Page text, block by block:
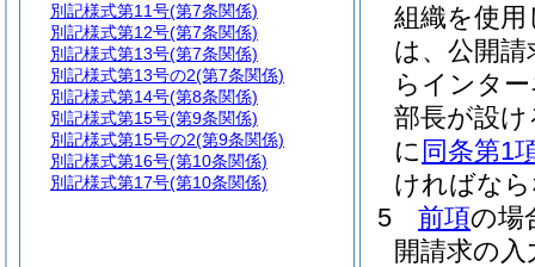
組織を使
は、公開
らインタ
部長が設
に 同条第1
ければな
5
前項の場
開請求の
別記様式第11号(第7条関係)
別記様式第12号(第7条関係)
別記様式第13号(第7条関係)
別記様式第13号の2(第7条関係)
別記様式第14号(第8条関係)
別記様式第15号(第9条関係)
別記様式第15号の2(第9条関係)
別記様式第16号(第10条関係)
別記様式第17号(第10条関係)